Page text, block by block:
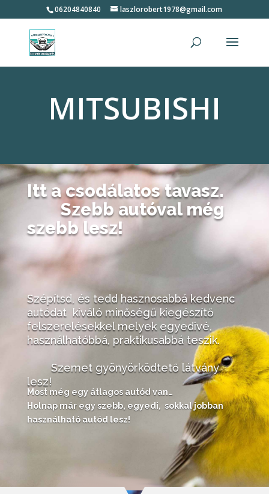
06204840840 laszlorobert1978@gmail.com
MITSUBISHI
Itt a csodálatos tavasz.
Szebb autóval még
szebb lesz!
Szépítsd, és tedd hasznosabbá kedvenc
autódat kiváló minőségű kiegészítő
felszerelésekkel melyek egyedivé,
használhatóbbá, praktikusabbá teszik.
Szemet gyönyörködtető látvány
lesz!
Most még egy átlagos autód van…
Holnap már egy szebb, egyedi, sokkal jobban
használható autód lesz!